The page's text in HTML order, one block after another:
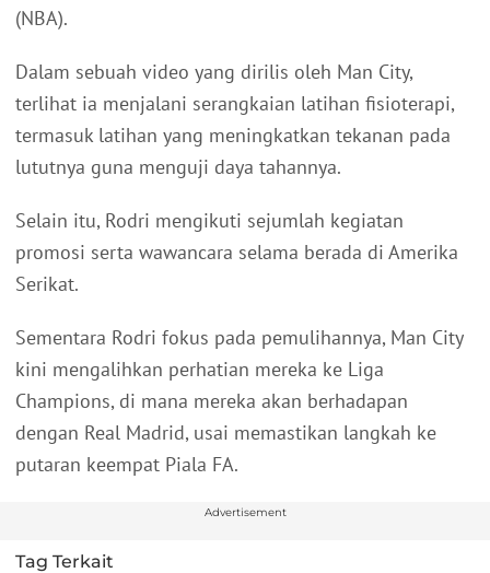
(NBA).
Dalam sebuah video yang dirilis oleh Man City,
terlihat ia menjalani serangkaian latihan fisioterapi,
termasuk latihan yang meningkatkan tekanan pada
lututnya guna menguji daya tahannya.
Selain itu, Rodri mengikuti sejumlah kegiatan
promosi serta wawancara selama berada di Amerika
Serikat.
Sementara Rodri fokus pada pemulihannya, Man City
kini mengalihkan perhatian mereka ke Liga
Champions, di mana mereka akan berhadapan
dengan Real Madrid, usai memastikan langkah ke
putaran keempat Piala FA.
Advertisement
Tag Terkait